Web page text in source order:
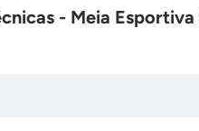
- Meia